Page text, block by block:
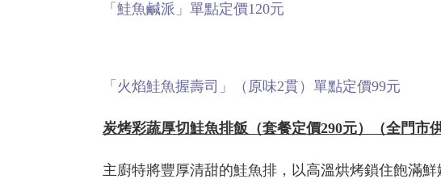
「鮭魚鹹派」單點定價120元
「火焰鮭魚握壽司」（原味2貫）單點定價99元
炭烤彩蔬厚切鮭魚排飯 （套餐定價290元）（全門市
主廚特將豐厚清甜的鮭魚排，以高溫烘烤鎖住飽滿